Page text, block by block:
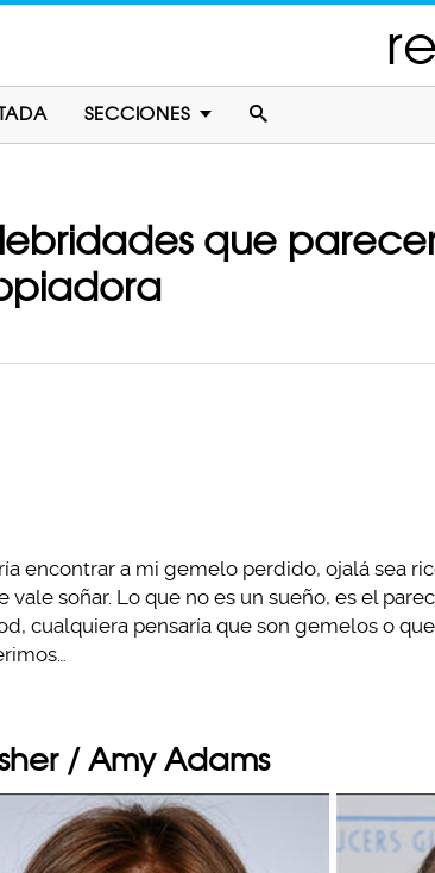
SECCIONES
que
encontrar a mi gemelo perdido, ojalá sea
vale soñar. Lo que no es un sueño, es el
cualquiera pensaría que son gemelos o
/ Amy Adams